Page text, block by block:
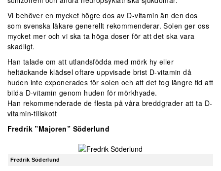
Vi behöver en mycket högre dos av D-vitamin än den dos
som svenska läkare generellt rekommenderar. Solen ger oss
mycket mer och vi ska ta höga doser för att det ska vara
skadligt.
Han talade om att utlandsfödda med mörk hy eller
heltäckande klädsel oftare uppvisade brist D-vitamin då
huden inte exponerades för solen och att det tog längre tid att
bilda D-vitamin genom huden för mörkhyade.
Han rekommenderade de flesta på våra breddgrader att ta D-
vitamin-tillskott
Fredrik ”Majoren” Söderlund
Fredrik Söderlund